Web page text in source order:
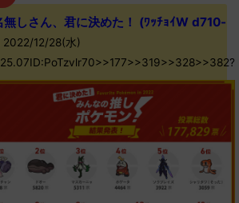
無しさん、君に決めた！ (ﾜｯﾁｮｲW d710-
2022/12/28(水)